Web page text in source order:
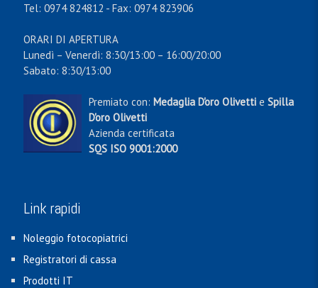
Tel: 0974 824812 - Fax: 0974 823906
ORARI DI APERTURA
Lunedì – Venerdì: 8:30/13:00 – 16:00/20:00
Sabato: 8:30/13:00
Premiato con: Medaglia D'oro Olivetti e Spilla
D'oro Olivetti
Azienda certificata
SQS ISO 9001:2000
Link rapidi
Noleggio fotocopiatrici
Registratori di cassa
Prodotti IT